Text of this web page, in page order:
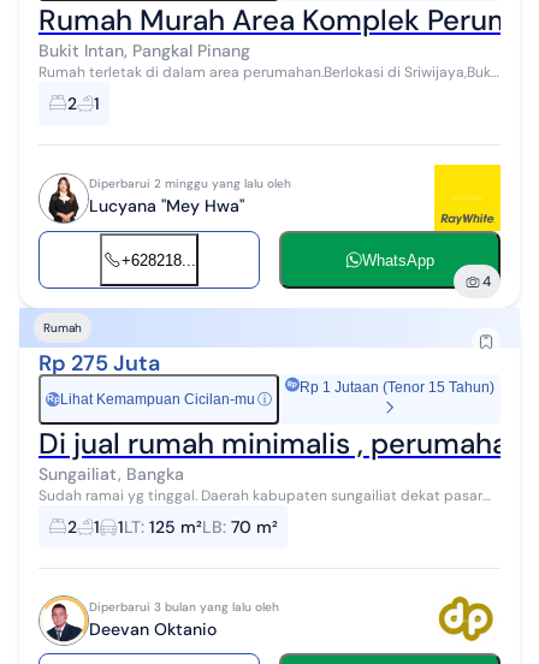
Rumah Murah Area Komplek
Bukit Intan, Pangkal Pinang
Rumah terletak di dalam area perumahan.Berlokasi di Sriwijaya,Bukit
Intan.Pangkal Pinang.Dekat Pusat kota,dekat mall. Luas tanah
78m2,luas banguna...
2 1
Diperbarui 2 minggu yang lalu oleh
Lucyana "Mey Hwa"
+628218... WhatsApp
4
Rumah
Rp 275 Juta
Rp Lihat Kemampuan Cicilan-mu ⓘ
Rp 1 Jutaan (Tenor 15 Tahun)
Di jual rumah minimalis ,
Sungailiat, Bangka
Sudah ramai yg tinggal. Daerah kabupaten sungailiat dekat pasar
dan pusat rekreasi. Akses mudah. Pokoknya..keren lah.
2 1 1LT: 125 m²LB: 70 m²
Diperbarui 3 bulan yang lalu oleh
Deevan Oktanio